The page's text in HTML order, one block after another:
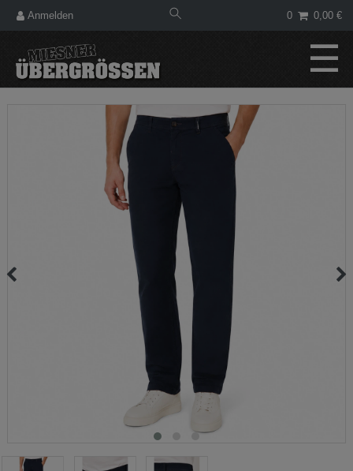
Anmelden 0 0,00 €
☰